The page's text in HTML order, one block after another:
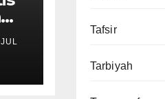
Tafsir
Tarbiyah